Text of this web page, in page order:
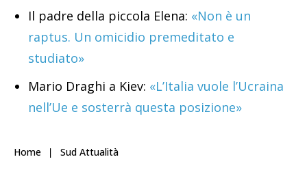
Il padre della piccola Elena: «Non è un
raptus. Un omicidio premeditato e
studiato»
Mario Draghi a Kiev: «L’Italia vuole l’Ucraina
nell’Ue e sosterrà questa posizione»
Home Sud Attualità